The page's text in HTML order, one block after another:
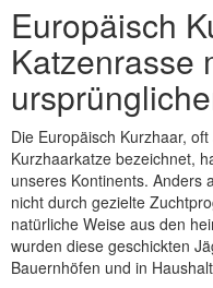
Europäisch
Katzenrasse
Die Europäisch Kurzhaar,
Kurzhaarkatze bezeichnet,
unseres Kontinents. Anders
nicht durch gezielte
natürliche Weise aus den
wurden diese geschickten
Bauernhöfen und in